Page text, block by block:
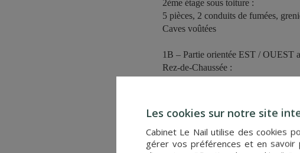
2ème étage sous toiture :
5 pièces, 2 conduits de fumées,
Caves voûtées
1B – Partie orientée EST / OUEST
Rez-de-Chaussée :
Premier étage (desservi par
dégagement avec couloir, chambre,
bibliothèque (avec cabinet de
Deuxième étage (desservi par
Les cookies sur notre site
Cabinet Le Nail utilise des cookies
gérer vos préférences et en